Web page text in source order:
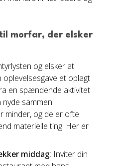
til morfar, der elsker
og elsker at
oplevelsesgave et oplagt
en spændende aktivitet
nyde sammen.
minder, og de er ofte
materielle ting. Her er
middag: Inviter din